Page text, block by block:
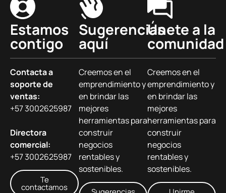
Estamos
contigo
Contacta a
soporte de
ventas:
+57 3002625987
Directora
comercial:
+57 3002625987
Te
contactamos
Sugerencias
aquí
Creemos en el
emprendimiento y
en brindar las
mejores
herramientas para
construir
negocios
rentables y
sostenibles.
Únete a la
comunidad
Creemos en el
emprendimiento y
en brindar las
mejores
herramientas para
construir
negocios
rentables y
sostenibles.